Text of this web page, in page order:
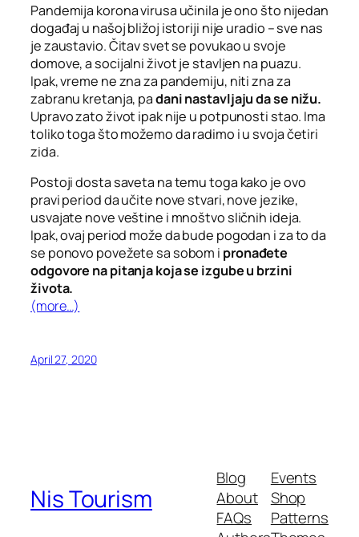
Pandemija korona virusa učinila je ono što nijedan
događaj u našoj bližoj istoriji nije uradio – sve nas
je zaustavio. Čitav svet se povukao u svoje
domove, a socijalni život je stavljen na puazu.
Ipak, vreme ne zna za pandemiju, niti zna za
zabranu kretanja, padani nastavljaju da se nižu.
Upravo zato život ipak nije u potpunosti stao. Ima
toliko toga što možemo da radimo i u svoja četiri
zida.
Postoji dosta saveta na temu toga kako je ovo
pravi period da učite nove stvari, nove jezike,
usvajate nove veštine i mnoštvo sličnih ideja.
Ipak, ovaj period može da bude pogodan i za to da
se ponovo povežete sa sobom i pronađete
odgovore na pitanja koja se izgube u brzini
života.
(more…)
April 27, 2020
Nis Tourism
Blog
About
FAQs
Events
Shop
Patterns